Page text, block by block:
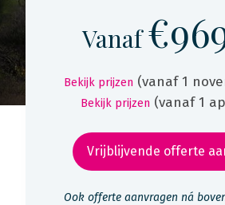
Vanaf
Bekijk prijzen (vanaf 1
Bekijk prijzen (vanaf 1
Vrijblijvende offerte
Ook offerte aanvragen ná